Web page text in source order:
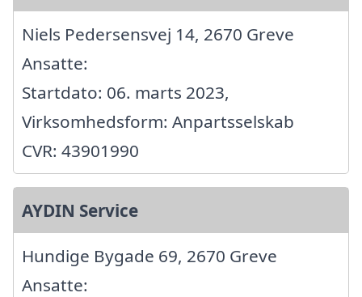
Niels Pedersensvej 14, 2670 Greve
Ansatte:
Startdato: 06. marts 2023,
Virksomhedsform: Anpartsselskab
CVR: 43901990
AYDIN Service
Hundige Bygade 69, 2670 Greve
Ansatte: